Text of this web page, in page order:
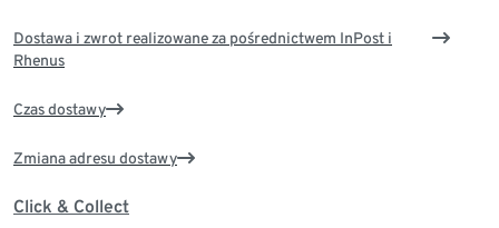
Dostawa i zwrot realizowane za pośrednictwem InPost i
Rhenus
Czas dostawy
Zmiana adresu dostawy
Click & Collect